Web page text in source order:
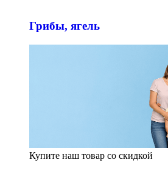
Грибы, ягель
Купите наш товар со скидкой